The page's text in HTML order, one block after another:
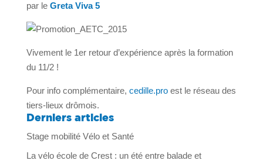
par le Greta Viva 5
Vivement le 1er retour d’expérience après la formation
du 11/2 !
Pour info complémentaire, cedille.proest le réseau des
tiers-lieux drômois.
Derniers articles
Stage mobilité Vélo et Santé
La vélo école de Crest : un été entre balade et